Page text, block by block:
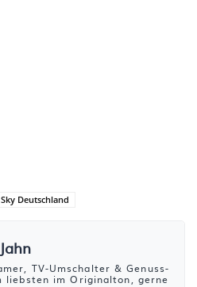
Sky Deutschland
TV-Umschalter & Genuss-
liebsten im Originalton, gerne